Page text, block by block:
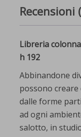
Recensioni
Libreria
h 192
Abbinandone
possono creare
dalle forme
ad ogni
salotto, in